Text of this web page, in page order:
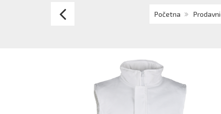
Početna
CRAFT
radni
prsluk